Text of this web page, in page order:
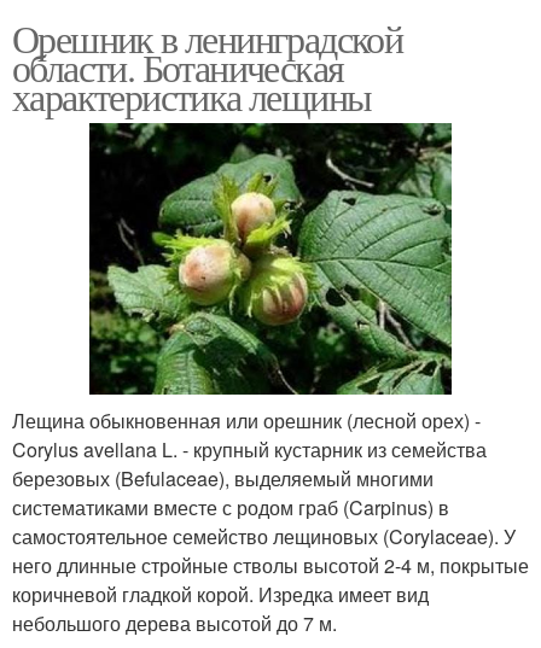
Орешник в ленинградской
области. Ботаническая
характеристика лещины
Лещина обыкновенная или орешник (лесной орех) -
Corylus avellana L. - крупный кустарник из семейства
березовых (Befulaceae), выделяемый многими
систематиками вместе с родом граб (Carpinus) в
самостоятельное семейство лещиновых (Corylaceae). У
него длинные стройные стволы высотой 2-4 м, покрытые
коричневой гладкой корой. Изредка имеет вид
небольшого дерева высотой до 7 м.